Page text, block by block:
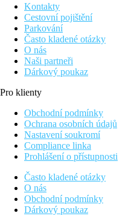
Kontakty
Cestovní pojištění
Parkování
Často kladené otázky
O nás
Naši partneři
Dárkový poukaz
Pro klienty
Obchodní podmínky
Ochrana osobních údajů
Nastavení soukromí
Compliance linka
Prohlášení o přístupnosti
Často kladené otázky
O nás
Obchodní podmínky
Dárkový poukaz